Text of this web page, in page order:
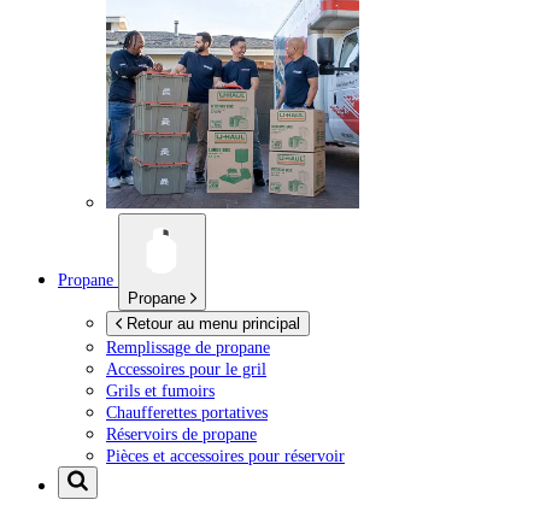
Propane
Propane
Retour au menu principal
Remplissage de propane
Accessoires pour le gril
Grils et fumoirs
Chaufferettes portatives
Réservoirs de propane
Pièces et accessoires pour réservoir